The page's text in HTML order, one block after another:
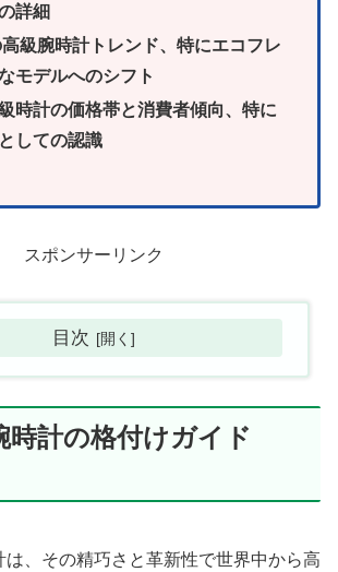
詳細
級腕時計トレンド、特にエコフレ
モデルへのシフト
時計の価格帯と消費者傾向、特に
しての認識
スポンサーリンク
目次
時計の格付けガイド
は、その精巧さと革新性で世界中から高